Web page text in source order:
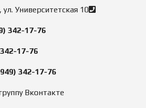
ул. Университетская 10
342-17-76
17-76
342-17-76
Вконтакте